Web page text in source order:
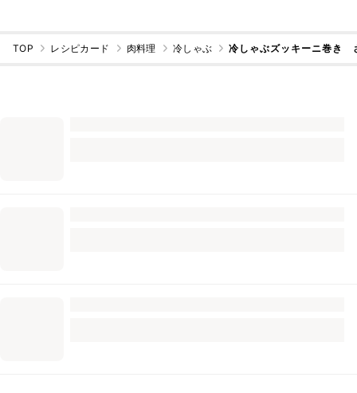
TOP レシピカード 肉料理 冷しゃぶ 冷しゃぶズッキーニ巻き